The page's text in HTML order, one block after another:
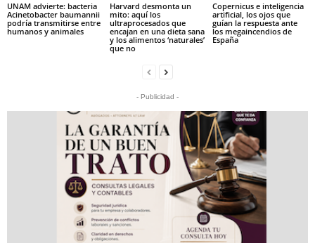
UNAM advierte: bacteria
Acinetobacter baumannii
podría transmitirse entre
humanos y animales
Harvard desmonta un
mito: aquí los
ultraprocesados que
encajan en una dieta sana
y los alimentos ‘naturales’
que no
Copernicus e inteligencia
artificial, los ojos que
guían la respuesta ante
los megaincendios de
España
- Publicidad -